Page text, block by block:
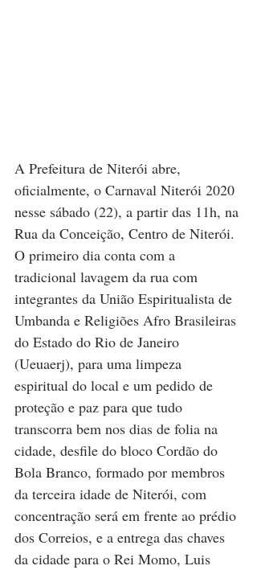
A Prefeitura de Niterói abre,
oficialmente, o Carnaval Niterói 2020
nesse sábado (22), a partir das 11h, na
Rua da Conceição, Centro de Niterói.
O primeiro dia conta com a
tradicional lavagem da rua com
integrantes da União Espiritualista de
Umbanda e Religiões Afro Brasileiras
do Estado do Rio de Janeiro
(Ueuaerj), para uma limpeza
espiritual do local e um pedido de
proteção e paz para que tudo
transcorra bem nos dias de folia na
cidade, desfile do bloco Cordão do
Bola Branco, formado por membros
da terceira idade de Niterói, com
concentração será em frente ao prédio
dos Correios, e a entrega das chaves
da cidade para o Rei Momo, Luis